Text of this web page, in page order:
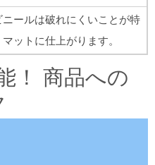
ニールは破れにくいことが特
ットに仕上がります。
！ 商品への